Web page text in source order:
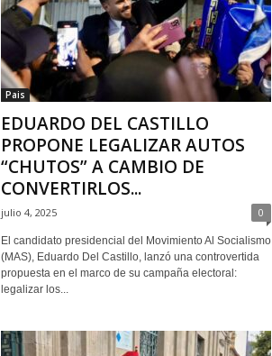
Pais
EDUARDO DEL CASTILLO
PROPONE LEGALIZAR AUTOS
“CHUTOS” A CAMBIO DE
CONVERTIRLOS...
julio 4, 2025 0
El candidato presidencial del Movimiento Al Socialismo
(MAS), Eduardo Del Castillo, lanzó una controvertida
propuesta en el marco de su campaña electoral:
legalizar los...